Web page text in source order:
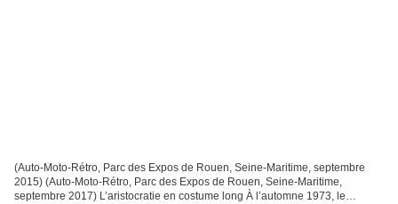
(Auto-Moto-Rétro, Parc des Expos de Rouen, Seine-Maritime, septembre
2015) (Auto-Moto-Rétro, Parc des Expos de Rouen, Seine-Maritime,
septembre 2017) L’aristocratie en costume long À l’automne 1973, le